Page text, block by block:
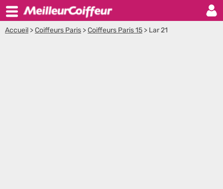
Accueil >Coiffeurs Paris >Coiffeurs Paris 15 > Lar 21